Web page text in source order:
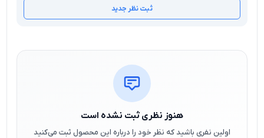
ثبت نظر جدید
هنوز نظری ثبت نشده است
اولین نفری باشید که نظر خود را درباره این محصول ثبت می‌کنید